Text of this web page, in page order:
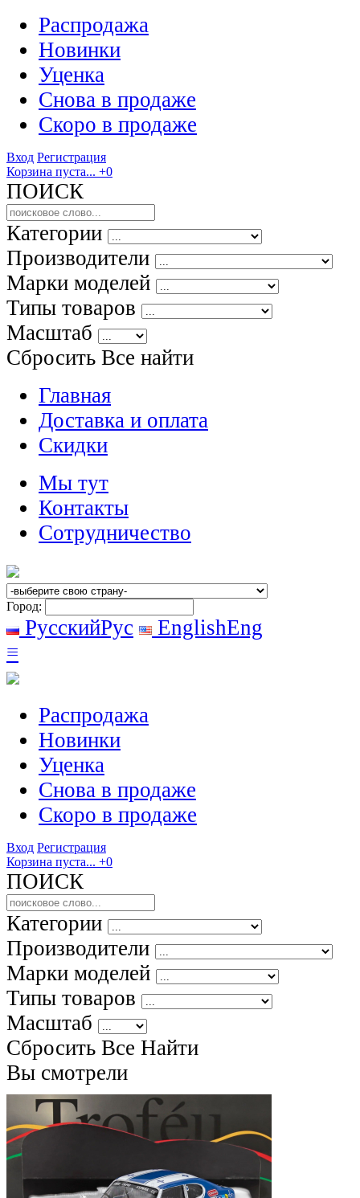
Распродажа
Новинки
Уценка
Снова в продаже
Скоро в продаже
Вход Регистрация
Корзина пуста... +0
ПОИСК
Категории
Производители
Марки моделей
Типы товаров
Масштаб
Сбросить Все найти
Главная
Доставка и оплата
Скидки
Мы тут
Контакты
Сотрудничество
Город:
РусскийРус EnglishEng
≡
Распродажа
Новинки
Уценка
Снова в продаже
Скоро в продаже
Вход Регистрация
Корзина пуста... +0
ПОИСК
Категории
Производители
Марки моделей
Типы товаров
Масштаб
Сбросить Все Найти
Вы смотрели